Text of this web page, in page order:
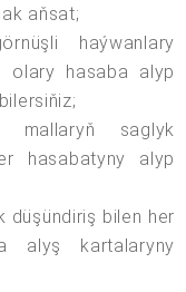
aňsat;
haýwanlary
olary hasaba alyp
mallaryň saglyk
hasabatyny alyp
düşündiriş bilen her
alyş kartalaryny